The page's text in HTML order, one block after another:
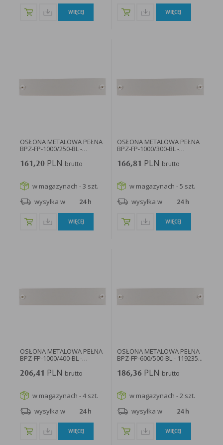
WIĘCEJ WIĘCEJ
OSŁONA METALOWA PEŁNA
BPZ-FP-1000/250-BL -
161,20PLN brutto
w magazynach - 3 szt.
wysyłka w
24 h
WIĘCEJ
OSŁONA METALOWA PEŁNA
BPZ-FP-1000/300-BL -
166,81 PLN brutto
w magazynach - 5 szt.
wysyłka w
24 h
WIĘCEJ
OSŁONA METALOWA PEŁNA
BPZ-FP-1000/400-BL -
206,41 PLN brutto
w magazynach - 4 szt.
wysyłka w
24 h
WIĘCEJ
OSŁONA METALOWA PEŁNA
BPZ-FP-600/500-BL - 119235...
186,36 PLN brutto
w magazynach - 2 szt.
wysyłka w
24 h
WIĘCEJ